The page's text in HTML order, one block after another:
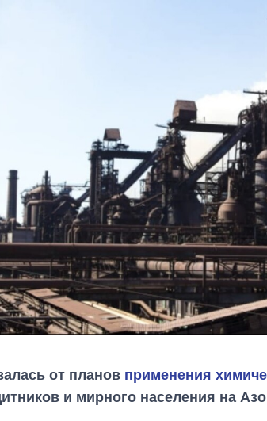
от планов применения
и мирного населения на